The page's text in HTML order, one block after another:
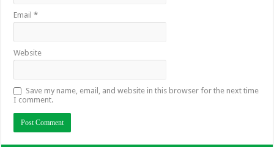
Email*
Website
Save my name, email, and website in this browser for the next time
I comment.